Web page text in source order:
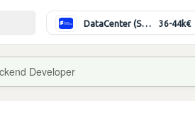
DataCenter (Switching/Routing) Sénior 36-44k€
Developer